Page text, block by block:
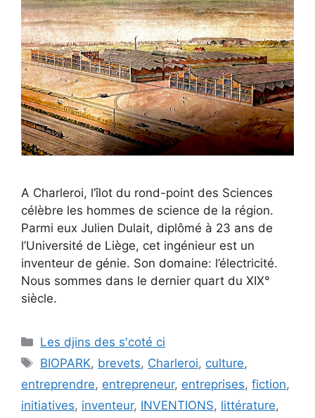
A Charleroi, l’îlot du rond-point des Sciences
célèbre les hommes de science de la région.
Parmi eux Julien Dulait, diplômé à 23 ans de
l’Université de Liège, cet ingénieur est un
inventeur de génie. Son domaine: l’électricité.
Nous sommes dans le dernier quart du XIX°
siècle.
Catégories
Les djins des s'coté ci
Étiquettes
BIOPARK, brevets, Charleroi, culture,
entreprendre, entrepreneur, entreprises, fiction,
initiatives, inventeur, INVENTIONS, littérature,